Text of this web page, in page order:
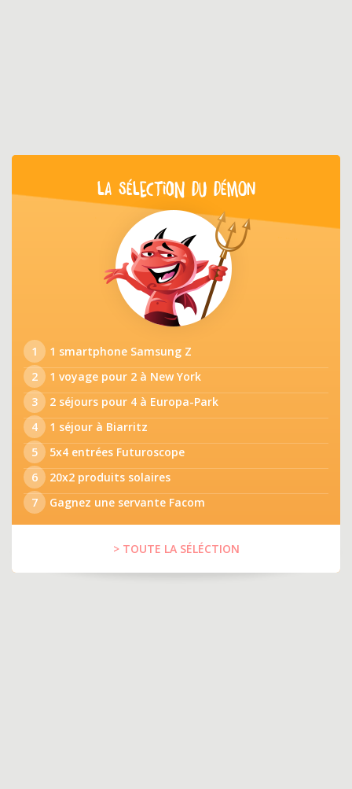
LA SÉLECTION DU DÉMON
1
1 smartphone Samsung Z
2
1 voyage pour 2 à New York
3
2 séjours pour 4 à Europa-Park
4
1 séjour à Biarritz
5
5x4 entrées Futuroscope
6
20x2 produits solaires
7
Gagnez une servante Facom
> TOUTE LA SÉLÉCTION